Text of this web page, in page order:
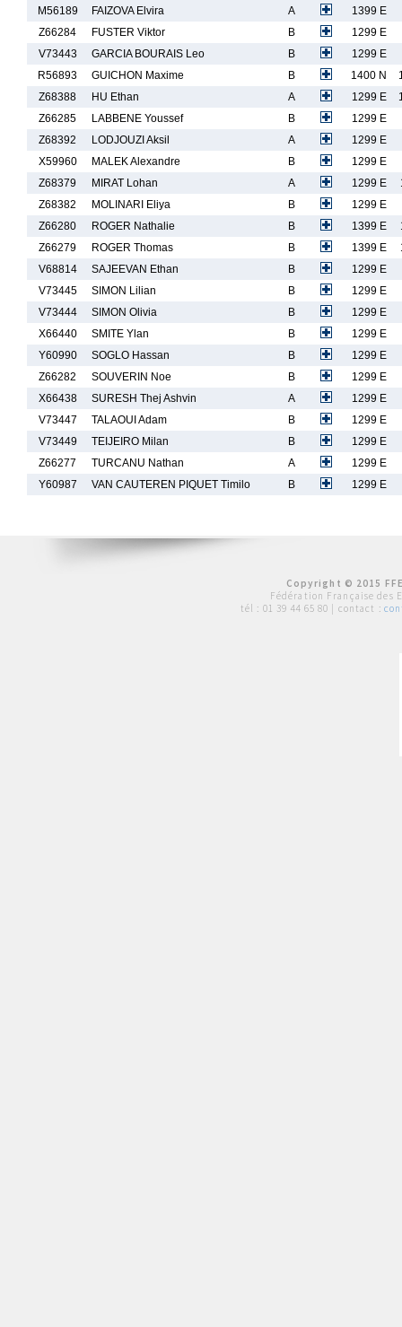
M56189
FAIZOVA Elvira A
1399 E
Z66284
FUSTER Viktor B
1299 E
V73443
GARCIA BOURAIS Leo B
1299 E
R56893
GUICHON Maxime B 1400 N
Z68388
HU Ethan A 1299 E
Z66285
LABBENE Youssef B
1299 E
Z68392
LODJOUZI Aksil A
1299 E
X59960
MALEK Alexandre B
1299 E
Z68379
MIRAT Lohan A 1299 E
Z68382
MOLINARI Eliya B
1299 E
Z66280
ROGER Nathalie B 1399 E
Z66279
ROGER Thomas B 1399 E
V68814
SAJEEVAN Ethan B
1299 E
V73445
SIMON Lilian B
1299 E
V73444
SIMON Olivia B
1299 E
X66440
SMITE Ylan B
1299 E
Y60990
SOGLO Hassan B
1299 E
Z66282
SOUVERIN Noe B
1299 E
X66438
SURESH Thej Ashvin A
1299 E
V73447
TALAOUI Adam B
1299 E
V73449
TEIJEIRO Milan B
1299 E
Z66277
TURCANU Nathan A
1299 E
Y60987
VAN CAUTEREN PIQUET Timilo B 1299 E
Copyright © 2015
Fédération Française des
tél : 01 39 44 65 80 | contact :